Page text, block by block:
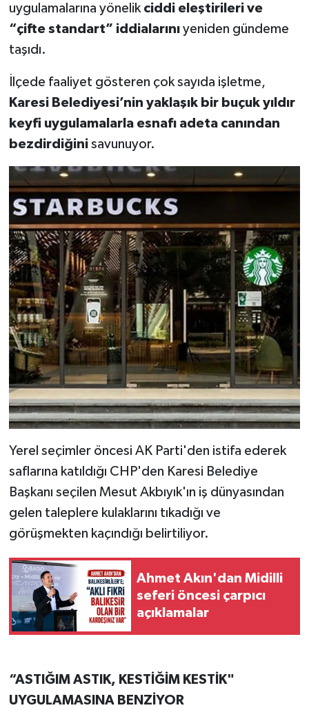
uygulamalarına yönelik ciddi eleştirileri ve
“çifte standart” iddialarınıyeniden gündeme
taşıdı.
İlçede faaliyet gösteren çok sayıda işletme,
Karesi Belediyesi’nin yaklaşık bir buçuk yıldır
keyfi uygulamalarla esnafı adeta canından
bezdirdiğinisavunuyor.
Yerel seçimler öncesi AK Parti'den istifa ederek
saflarına katıldığı CHP'den Karesi Belediye
Başkanı seçilen Mesut Akbıyık'ın iş dünyasından
gelen taleplere kulaklarını tıkadığı ve
görüşmekten kaçındığı belirtiliyor.
Ahmet Akın'dan Midilli
seferi öncesi çarpıcı
açıklamalar
“ASTIĞIM ASTIK, KESTİĞİM KESTİK"
UYGULAMASINA BENZİYOR